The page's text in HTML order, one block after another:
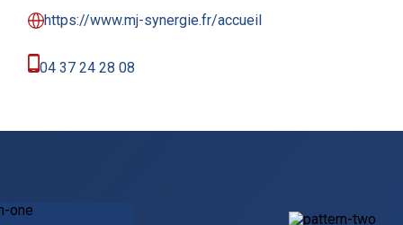
https://www.mj-synergie.fr/accueil
04 37 24 28 08